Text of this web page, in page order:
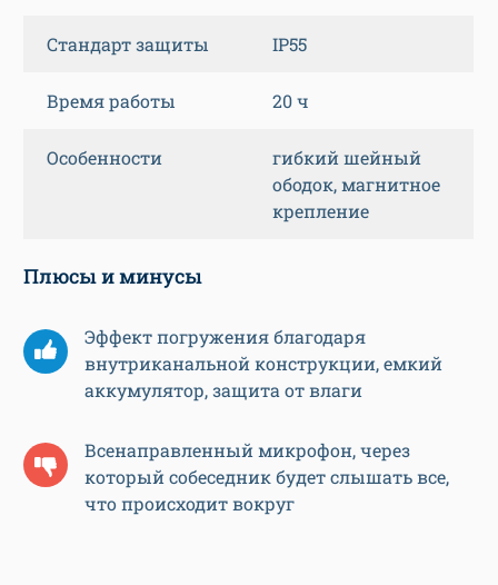
Стандарт защиты IP55
Время работы 20 ч
Особенности
гибкий шейный
ободок, магнитное
крепление
Плюсы и минусы
Эффект погружения благодаря
внутриканальной конструкции, емкий
аккумулятор, защита от влаги
Всенаправленный микрофон, через
который собеседник будет слышать все,
что происходит вокруг